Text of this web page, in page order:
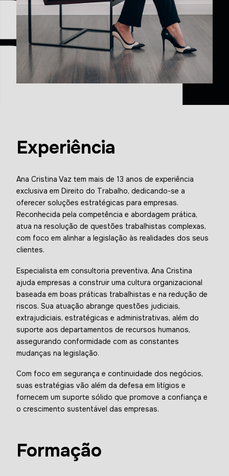
Experiência
Ana Cristina Vaz tem mais de 13 anos de experiência
exclusiva em Direito do Trabalho, dedicando-se a
oferecer soluções estratégicas para empresas.
Reconhecida pela competência e abordagem prática,
atua na resolução de questões trabalhistas complexas,
com foco em alinhar a legislação às realidades dos seus
clientes.
Especialista em consultoria preventiva, Ana Cristina
ajuda empresas a construir uma cultura organizacional
baseada em boas práticas trabalhistas e na redução de
riscos. Sua atuação abrange questões judiciais,
extrajudiciais, estratégicas e administrativas, além do
suporte aos departamentos de recursos humanos,
assegurando conformidade com as constantes
mudanças na legislação.
Com foco em segurança e continuidade dos negócios,
suas estratégias vão além da defesa em litígios e
fornecem um suporte sólido que promove a confiança e
o crescimento sustentável das empresas.
Formação